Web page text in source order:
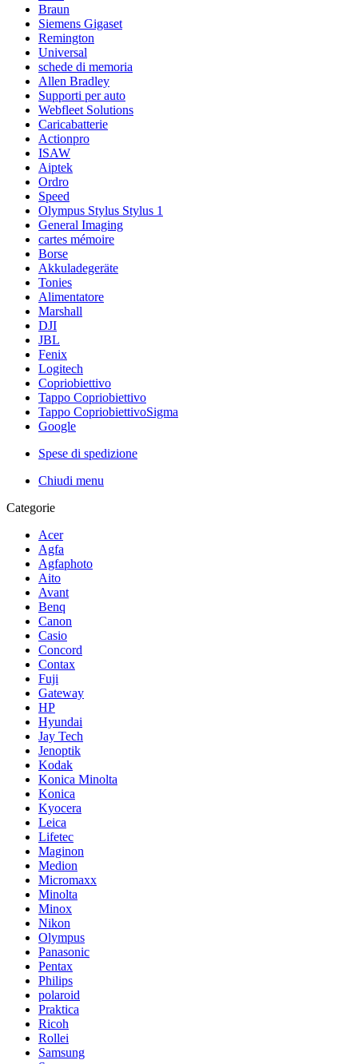
Braun
Siemens Gigaset
Remington
Universal
schede di memoria
Allen Bradley
Supporti per auto
Webfleet Solutions
Caricabatterie
Actionpro
ISAW
Aiptek
Ordro
Speed
Olympus Stylus Stylus 1
General Imaging
cartes mémoire
Borse
Akkuladegeräte
Tonies
Alimentatore
Marshall
DJI
JBL
Fenix
Logitech
Copriobiettivo
Tappo Copriobiettivo
Tappo CopriobiettivoSigma
Google
Spese di spedizione
Chiudi menu
Categorie
Acer
Agfa
Agfaphoto
Aito
Avant
Benq
Canon
Casio
Concord
Contax
Fuji
Gateway
HP
Hyundai
Jay Tech
Jenoptik
Kodak
Konica Minolta
Konica
Kyocera
Leica
Lifetec
Maginon
Medion
Micromaxx
Minolta
Minox
Nikon
Olympus
Panasonic
Pentax
Philips
polaroid
Praktica
Ricoh
Rollei
Samsung